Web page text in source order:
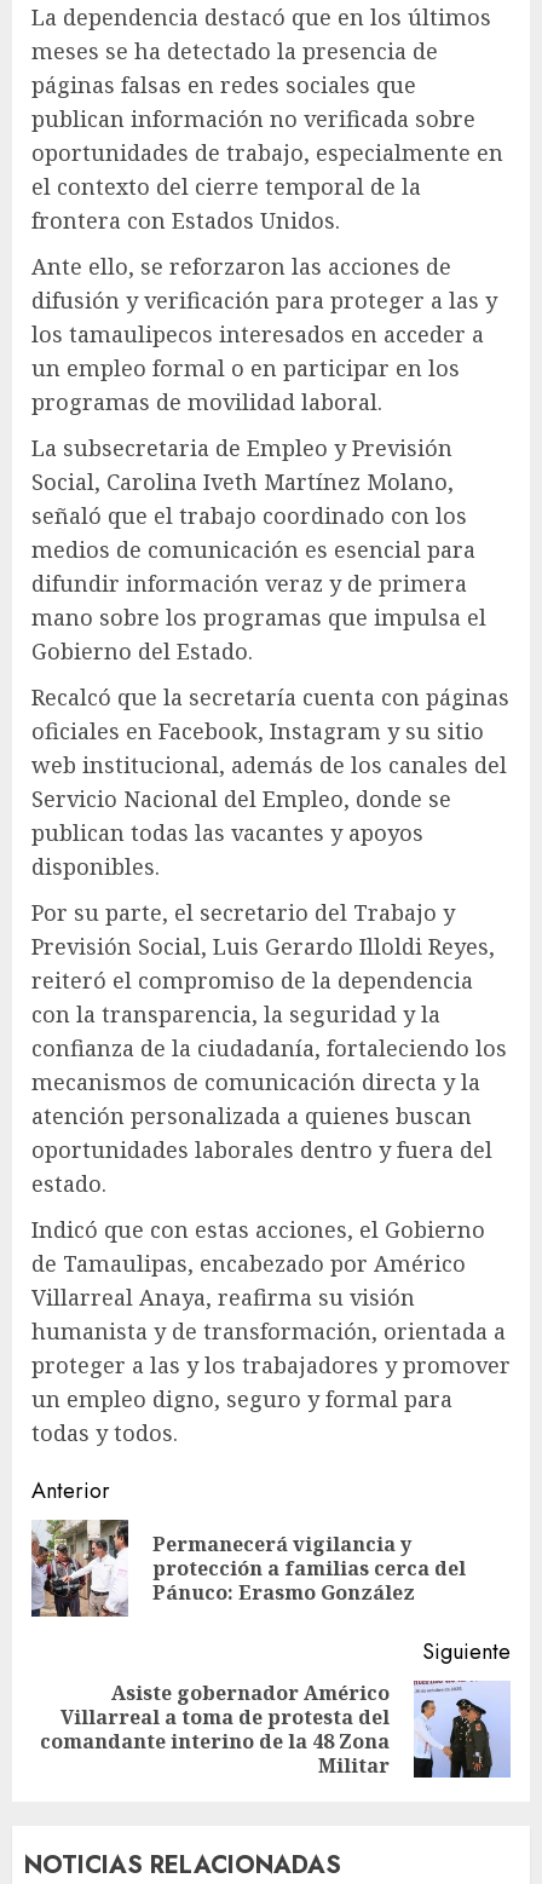
La dependencia destacó que en los últimos
meses se ha detectado la presencia de
páginas falsas en redes sociales que
publican información no verificada sobre
oportunidades de trabajo, especialmente en
el contexto del cierre temporal de la
frontera con Estados Unidos.
Ante ello, se reforzaron las acciones de
difusión y verificación para proteger a las y
los tamaulipecos interesados en acceder a
un empleo formal o en participar en los
programas de movilidad laboral.
La subsecretaria de Empleo y Previsión
Social, Carolina Iveth Martínez Molano,
señaló que el trabajo coordinado con los
medios de comunicación es esencial para
difundir información veraz y de primera
mano sobre los programas que impulsa el
Gobierno del Estado.
Recalcó que la secretaría cuenta con páginas
oficiales en Facebook, Instagram y su sitio
web institucional, además de los canales del
Servicio Nacional del Empleo, donde se
publican todas las vacantes y apoyos
disponibles.
Por su parte, el secretario del Trabajo y
Previsión Social, Luis Gerardo Illoldi Reyes,
reiteró el compromiso de la dependencia
con la transparencia, la seguridad y la
confianza de la ciudadanía, fortaleciendo los
mecanismos de comunicación directa y la
atención personalizada a quienes buscan
oportunidades laborales dentro y fuera del
estado.
Indicó que con estas acciones, el Gobierno
de Tamaulipas, encabezado por Américo
Villarreal Anaya, reafirma su visión
humanista y de transformación, orientada a
proteger a las y los trabajadores y promover
un empleo digno, seguro y formal para
todas y todos.
Sigue
leyendo
Anterior
Permanecerá vigilancia y
protección a familias cerca del
Pánuco: Erasmo González
Siguiente
Siguiente
entrada:
Asiste gobernador Américo
Villarreal a toma de protesta del
comandante interino de la 48 Zona
Militar
NOTICIAS RELACIONADAS